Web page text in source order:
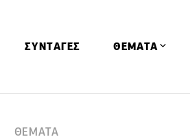
ΣΥΝΤΑΓΕΣ ΘΕΜΑΤΑ
ΘΕΜΑΤΑ